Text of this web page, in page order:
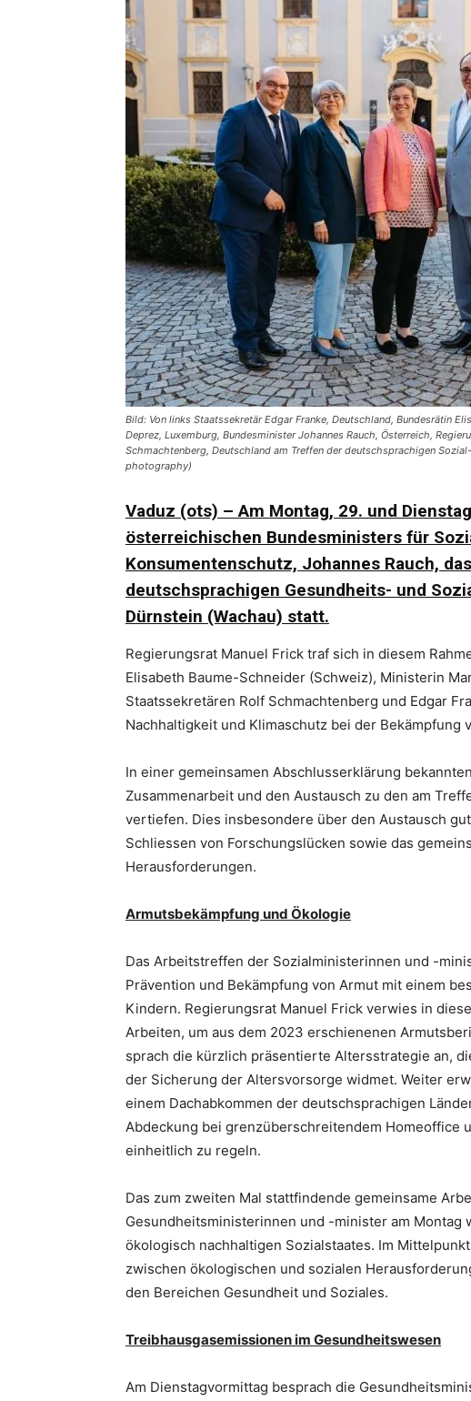
Bild: Von links Staatssekretär Edgar Franke, Deutschland, Bundesrätin
Deprez, Luxemburg, Bundesminister Johannes Rauch, Österreich,
Schmachtenberg, Deutschland am Treffen der deutschsprachigen
photography)
Vaduz (ots) – Am Montag, 29. und
österreichischen Bundesministers für
Konsumentenschutz, Johannes Rauch,
deutschsprachigen Gesundheits- und
Dürnstein (Wachau) statt.
Regierungsrat Manuel Frick traf sich in diesem
Elisabeth Baume-Schneider (Schweiz), Ministerin
Staatssekretären Rolf Schmachtenberg und Edgar
Nachhaltigkeit und Klimaschutz bei der Bekämpfung
In einer gemeinsamen Abschlusserklärung
Zusammenarbeit und den Austausch zu den am
vertiefen. Dies insbesondere über den Austausch
Schliessen von Forschungslücken sowie das
Herausforderungen.
Armutsbekämpfung und Ökologie
Das Arbeitstreffen der Sozialministerinnen und -
Prävention und Bekämpfung von Armut mit einem
Kindern. Regierungsrat Manuel Frick verwies in
Arbeiten, um aus dem 2023 erschienenen
sprach die kürzlich präsentierte Altersstrategie an,
der Sicherung der Altersvorsorge widmet. Weiter
einem Dachabkommen der deutschsprachigen
Abdeckung bei grenzüberschreitendem Homeoffice
einheitlich zu regeln.
Das zum zweiten Mal stattfindende gemeinsame
Gesundheitsministerinnen und -minister am Montag
ökologisch nachhaltigen Sozialstaates. Im
zwischen ökologischen und sozialen
den Bereichen Gesundheit und Soziales.
Treibhausgasemissionen im Gesundheitswesen
Am Dienstagvormittag besprach die